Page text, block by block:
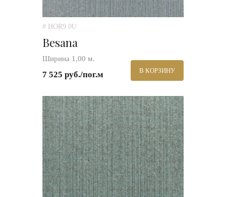
# HOR9.0U
Besana
Ширина 1,00 м.
7 525 руб./пог.м В КОРЗИНУ